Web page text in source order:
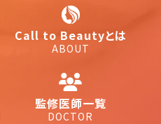
Call to Beautyとは
ABOUT
監修医師一覧
DOCTOR